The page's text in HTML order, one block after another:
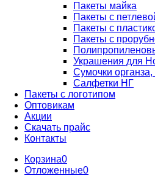
Пакеты майка
Пакеты с
Пакеты с
Пакеты с
Украшения для
Сумочки органза,
Салфетки НГ
Пакеты с логотипом
Оптовикам
Акции
Скачать прайс
Контакты
Корзина0
Отложенные0